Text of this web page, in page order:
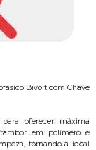
Bivolt com Chave
oferecer máxima
em polímero é
tornando-a ideal